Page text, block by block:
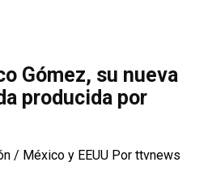
Gómez, su nueva
producida por
/ México y EEUU Por ttvnews